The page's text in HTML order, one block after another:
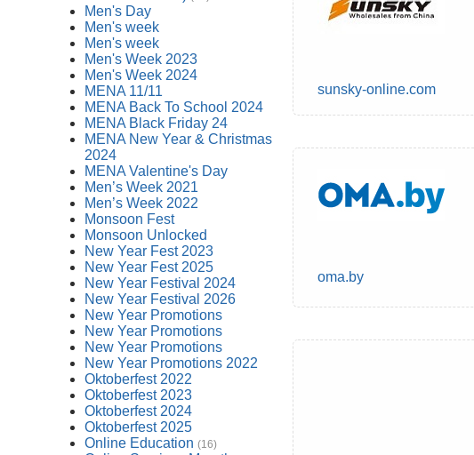
Men's Day
Men's week
Men's week
Men's Week 2023
Men's Week 2024
MENA 11/11
MENA Back To School 2024
MENA Black Friday 24
MENA New Year & Christmas
2024
MENA Valentine's Day
Men’s Week 2021
Men’s Week 2022
Monsoon Fest
Monsoon Unlocked
New Year Fest 2023
New Year Fest 2025
New Year Festival 2024
New Year Festival 2026
New Year Promotions
New Year Promotions
New Year Promotions
New Year Promotions 2022
Oktoberfest 2022
Oktoberfest 2023
Oktoberfest 2024
Oktoberfest 2025
Online Education (16)
sunsky-online.com
oma.by